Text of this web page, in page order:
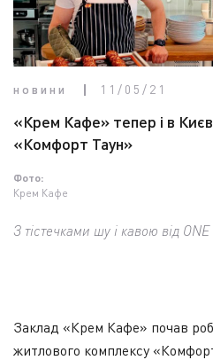
новини 11/05/21
«Крем Кафе» тепер і в
«Комфорт Таун»
Фото:
Крем Кафе
З тістечками шу і кавою від ONE
Заклад «Крем Кафе» почав
житлового комплексу